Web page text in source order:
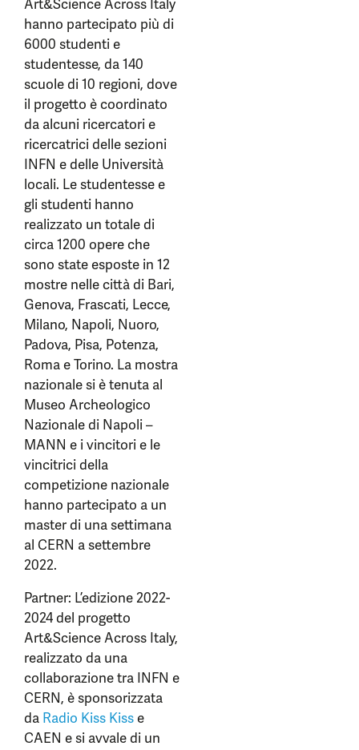
Art&Science Across Italy
hanno partecipato più di
6000 studenti e
studentesse, da 140
scuole di 10 regioni, dove
il progetto è coordinato
da alcuni ricercatori e
ricercatrici delle sezioni
INFN e delle Università
locali. Le studentesse e
gli studenti hanno
realizzato un totale di
circa 1200 opere che
sono state esposte in 12
mostre nelle città di Bari,
Genova, Frascati, Lecce,
Milano, Napoli, Nuoro,
Padova, Pisa, Potenza,
Roma e Torino. La mostra
nazionale si è tenuta al
Museo Archeologico
Nazionale di Napoli –
MANN e i vincitori e le
vincitrici della
competizione nazionale
hanno partecipato a un
master di una settimana
al CERN a settembre
2022.
Partner: L’edizione 2022-
2024 del progetto
Art&Science Across Italy,
realizzato da una
collaborazione tra INFN e
CERN, è sponsorizzata
da Radio Kiss Kisse
CAEN e si avvale di un